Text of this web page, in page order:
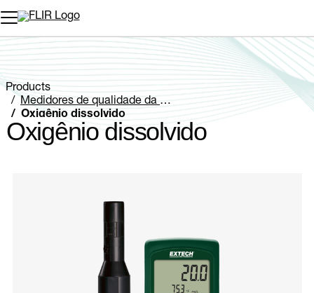
Products
Medidores de qualidade da água
Oxigênio dissolvido
Oxigênio dissolvido